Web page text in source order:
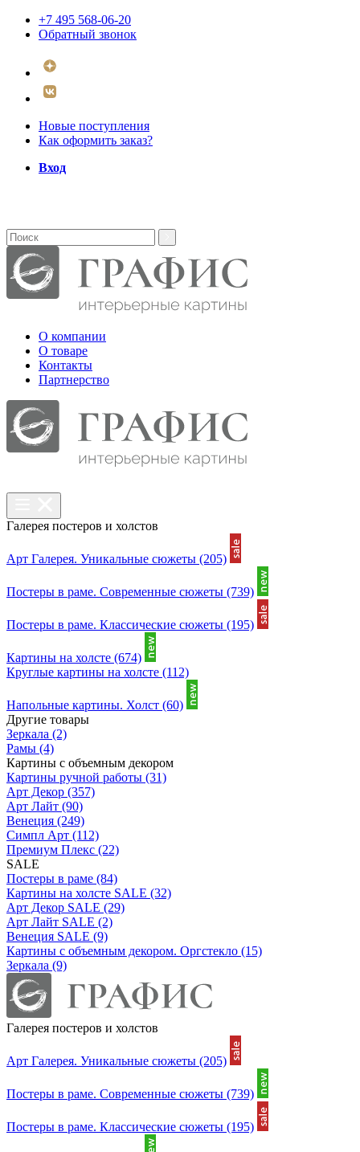
+7 495 568-06-20
Обратный звонок
Новые поступления
Как оформить заказ?
Вход
О компании
О товаре
Контакты
Партнерcтво
Галерея постеров и холстов
Арт Галерея. Уникальные сюжеты (205)
Постеры в раме. Современные сюжеты (739)
Постеры в раме. Классические сюжеты (195)
Картины на холсте (674)
Круглые картины на холсте (112)
Напольные картины. Холст (60)
Другие товары
Зеркала (2)
Рамы (4)
Картины с объемным декором
Картины ручной работы (31)
Арт Декор (357)
Арт Лайт (90)
Венеция (249)
Симпл Арт (112)
Премиум Плекс (22)
SALE
Постеры в раме (84)
Картины на холсте SALE (32)
Арт Декор SALE (29)
Арт Лайт SALE (2)
Венеция SALE (9)
Картины с объемным декором. Оргстекло (15)
Зеркала (9)
Галерея постеров и холстов
Арт Галерея. Уникальные сюжеты (205)
Постеры в раме. Современные сюжеты (739)
Постеры в раме. Классические сюжеты (195)